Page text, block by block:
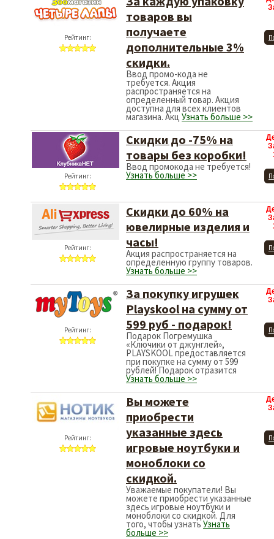
Рейтинг:
товаров вы
получаете
дополнительные 3%
скидки.
Ввод промо-кода не
требуется. Акция
распространяется на
определенный товар. Акция
доступна для всех клиентов
магазина. Акц Узнать больше >>
Рейтинг:
Скидки до -75% на
товары без коробки!
Ввод промокода не требуется!
Узнать больше >>
Рейтинг:
Скидки до 60% на
ювелирные изделия и
часы!
Акция распространяется на
определенную группу товаров.
Узнать больше >>
Рейтинг:
За покупку игрушек
Playskool на сумму от
599 руб - подарок!
Подарок Погремушка
«Ключики от джунглей»,
PLAYSKOOL предоставляется
при покупке на сумму от 599
рублей! Подарок отразится
Узнать больше >>
Рейтинг:
Вы можете
приобрести
указанные здесь
игровые ноутбуки и
моноблоки со
скидкой.
Уважаемые покупатели! Вы
можете приобрести указанные
здесь игровые ноутбуки и
моноблоки со скидкой. Для
того, чтобы узнатьУзнать
больше >>